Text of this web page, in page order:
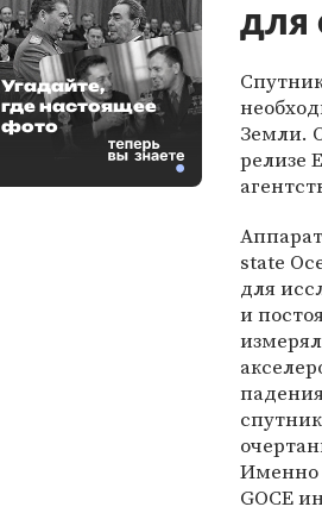
для
Земли.
релизе
state
для
и
Именно
GOCE
Угадайте,
где настоящее
фото